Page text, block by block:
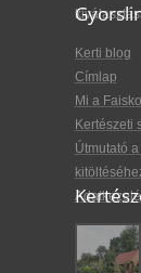
Kerti blog
Címlap
Mi a
Kertészeti
Útmutató